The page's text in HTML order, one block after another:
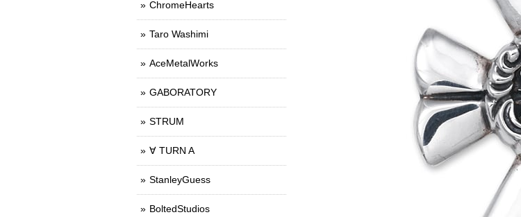
ChromeHearts
Taro Washimi
AceMetalWorks
GABORATORY
STRUM
∀ TURN A
StanleyGuess
BoltedStudios